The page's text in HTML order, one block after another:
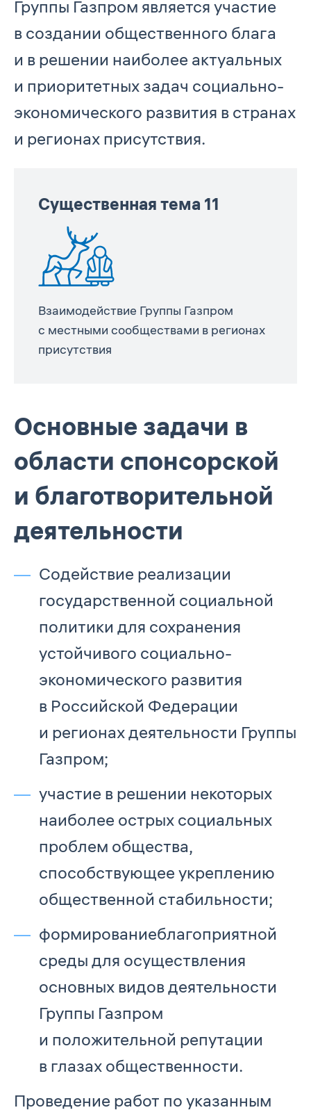
Группы Газпром является участие
в создании общественного блага
и в решении наиболее актуальных
и приоритетных задач социально-
экономического развития в странах
и регионах присутствия.
Существенная тема 11
Взаимодействие Группы Газпром
с местными сообществами в регионах
присутствия
Основные задачи в
области спонсорской
и благотворительной
деятельности
Содействие реализации
государственной социальной
политики для сохранения
устойчивого социально-
экономического развития
в Российской Федерации
и регионах деятельности Группы
Газпром;
участие в решении некоторых
наиболее острых социальных
проблем общества,
способствующее укреплению
общественной стабильности;
формированиеблагоприятной
среды для осуществления
основных видов деятельности
Группы Газпром
и положительной репутации
в глазах общественности.
Проведение работ по указанным